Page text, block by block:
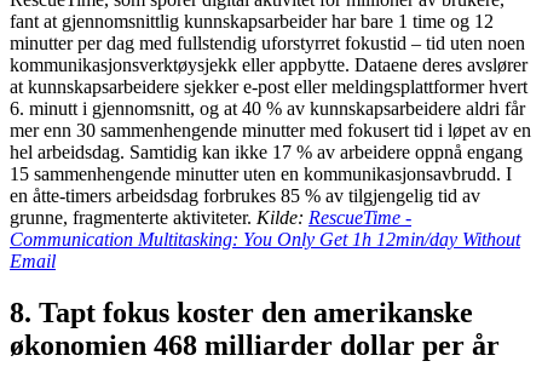
fant at gjennomsnittlig kunnskapsarbeider har bare 1 time og 12
minutter per dag med fullstendig uforstyrret fokustid – tid uten noen
kommunikasjonsverktøysjekk eller appbytte. Dataene deres avslører
at kunnskapsarbeidere sjekker e-post eller meldingsplattformer hvert
6. minutt i gjennomsnitt, og at 40 % av kunnskapsarbeidere aldri får
mer enn 30 sammenhengende minutter med fokusert tid i løpet av en
hel arbeidsdag. Samtidig kan ikke 17 % av arbeidere oppnå engang
15 sammenhengende minutter uten en kommunikasjonsavbrudd. I
en åtte-timers arbeidsdag forbrukes 85 % av tilgjengelig tid av
grunne, fragmenterte aktiviteter. Kilde: RescueTime -
Communication Multitasking: You Only Get 1h 12min/day Without
Email
8. Tapt fokus koster den amerikanske
økonomien 468 milliarder dollar per år